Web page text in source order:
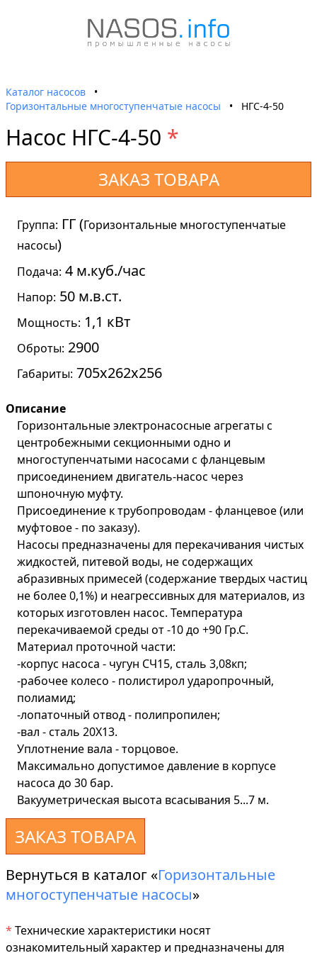
Каталог насосов
•
Горизонтальные многоступенчатые насосы
• НГС-4-50
Насос НГС-4-50 *
ЗАКАЗ ТОВАРА
Группа: ГГ (Горизонтальные многоступенчатые
насосы)
Подача: 4 м.куб./час
Напор: 50 м.в.ст.
Мощность: 1,1 кВт
Оброты: 2900
Габариты: 705х262х256
Описание
Горизонтальные электронасосные агрегаты с
центробежными секционными одно и
многоступенчатыми насосами с фланцевым
присоединением двигатель-насос через
шпоночную муфту.
Присоединение к трубопроводам - фланцевое (или
муфтовое - по заказу).
Насосы предназначены для перекачивания чистых
жидкостей, питевой воды, не содержащих
абразивных примесей (содержание твердых частиц
не более 0,1%) и неагрессивных для материалов, из
которых изготовлен насос. Температура
перекачиваемой среды от -10 до +90 Гр.С.
Материал проточной части:
-корпус насоса - чугун СЧ15, сталь 3,08кп;
-рабочее колесо - полистирол ударопрочный,
полиамид;
-лопаточный отвод - полипропилен;
-вал - сталь 20Х13.
Уплотнение вала - торцовое.
Максимально допустимое давление в корпусе
насоса до 30 бар.
Вакууметрическая высота всасывания 5...7 м.
ЗАКАЗ ТОВАРА
Вернуться в каталог «Горизонтальные
многоступенчатые насосы»
* Технические характеристики носят
ознакомительный характер и предназначены для